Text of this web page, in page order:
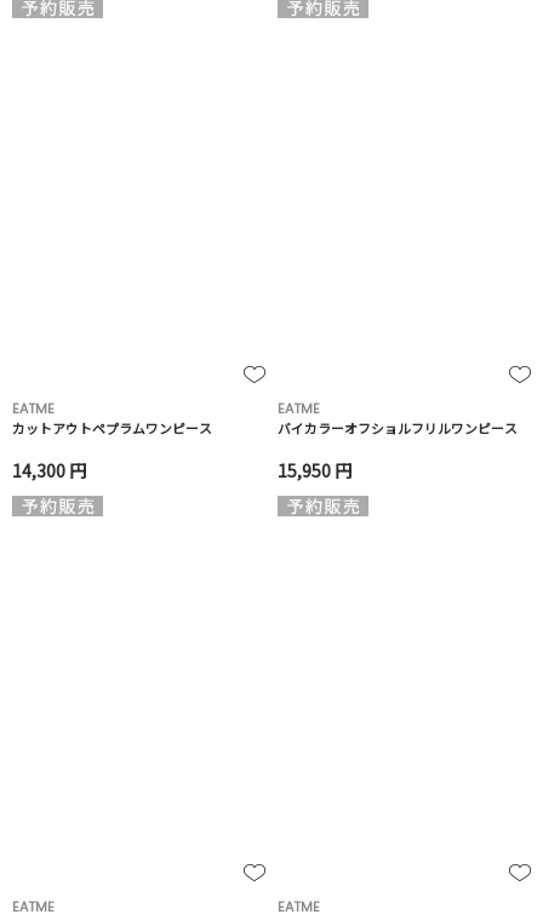
EATME
カットアウトペプラムワンピース
14,300 円
EATME
バイカラーオフショルフリルワンピース
15,950 円
EATME
EATME